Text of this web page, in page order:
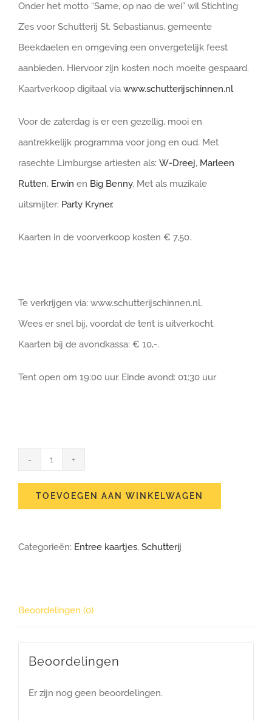
Onder het motto “Same, op nao de wei” wil Stichting
Z’es voor Schutterij St. Sebastianus, gemeente
Beekdaelen en omgeving een onvergetelijk feest
aanbieden. Hiervoor zijn kosten noch moeite gespaard.
Kaartverkoop digitaal via www.schutterijschinnen.nl
Voor de zaterdag is er een gezellig, mooi en
aantrekkelijk programma voor jong en oud. Met
rasechte Limburgse artiesten als: W-Dreej, Marleen
Rutten, Erwin en Big Benny. Met als muzikale
uitsmijter: Party Kryner.
Kaarten in de voorverkoop kosten € 7,50.
Te verkrijgen via: www.schutterijschinnen.nl.
Wees er snel bij, voordat de tent is uitverkocht.
Kaarten bij de avondkassa: € 10,-.
Tent open om 19:00 uur. Einde avond: 01:30 uur
Limburgse
Aovend
juni
TOEVOEGEN AAN WINKELWAGEN
Categorieën: Entree kaartjes, Schutterij
Beoordelingen (0)
Beoordelingen
Er zijn nog geen beoordelingen.